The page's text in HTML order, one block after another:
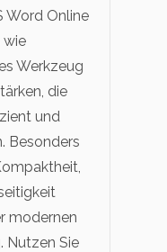
Word Online
wie
Werkzeug
die
und
Besonders
modernen
Nutzen Sie